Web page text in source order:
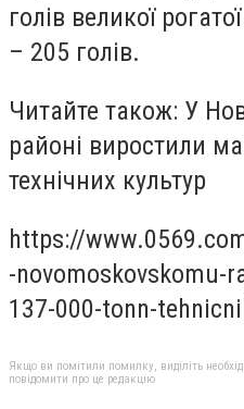
голів великої
– 205 голів.
Читайте також: У
районі виростили
технічних культур
https://
-novomoskovskomu-
137-000-tonn-
Якщо ви помітили помилку, виділіть
повідомити про це редакцію